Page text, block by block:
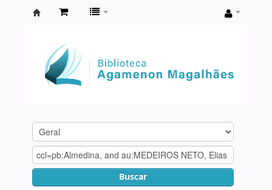
Agamenon
Magalhães
Buscar